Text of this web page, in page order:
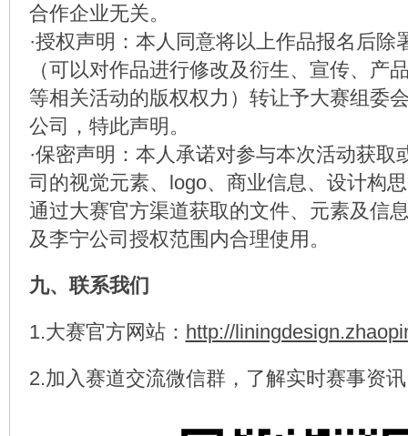
合作企业无关。
·授权声明：本人同意将以上作品报名后除
（可以对作品进行修改及衍生、宣传、产
等相关活动的版权权力）转让予大赛组委
公司，特此声明。
·保密声明：本人承诺对参与本次活动获取
司的视觉元素、logo、商业信息、设计构
通过大赛官方渠道获取的文件、元素及信
及李宁公司授权范围内合理使用。
九、联系我们
1.大赛官方网站： http://
2.加入赛道交流微信群，了解实时赛事资